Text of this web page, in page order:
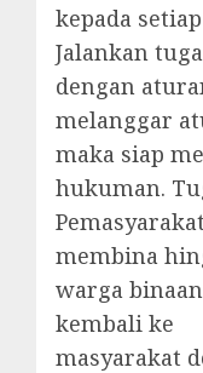
kepada
Jalankan
dengan
melanggar
maka siap
hukuman.
membina
warga
kembali ke
masyarakat